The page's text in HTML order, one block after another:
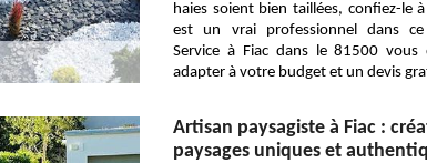
haies soient bien taillées, confiez-le
est un vrai professionnel dans
Service à Fiac dans le 81500
adapter à votre budget et un devis
Artisan paysagiste à Fiac :
paysages uniques et